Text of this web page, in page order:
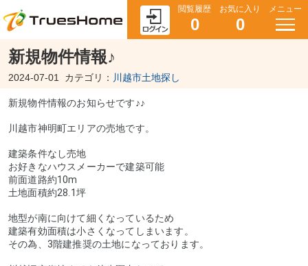
閲覧履歴
0
お気に入り
0
メニュー
新規物件情報♪
2024-07-01 カテゴリ： 川越市土地探し
新規物件情報のお知らせです♪♪
川越市神明町エリアの売地です。
建築条件なし売地
お好きなハウスメーカーで建築可能
前面道路約10m
土地面積約28.1坪
地型が南に向けて細くなっているため
建築有効面積は小さくなってしまいます。
その為、3階建推奨の土地になっております。